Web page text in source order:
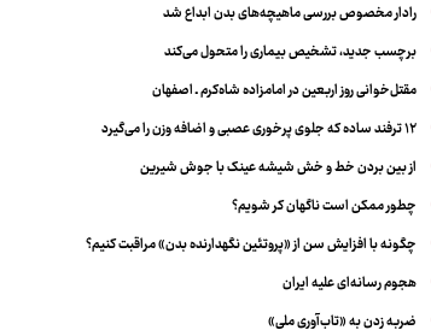
رادار مخصوص بررسی ماهیچه‌های بدن ابداع شد
برچسب جدید، تشخیص بیماری را متحول می‌کند
مقتل‌خوانی روز اربعین در امامزاده شاه‌کرم ـ اصفهان
۱۲ ترفند ساده که جلوی پرخوری عصبی و اضافه ‌وزن را می‌گیرد
از بین بردن خط و خش شیشه عینک با جوش شیرین
چطور ممکن است ناگهان کر شویم؟
چگونه با افزایش سن از «پروتئین نگهدارنده بدن» مراقبت کنیم؟
هجوم رسانه‌ای علیه ایران
ضربه زدن به «تاب‌آوری ملی»